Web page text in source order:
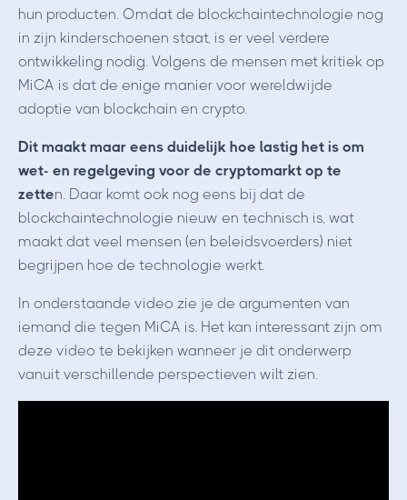
hun producten. Omdat de blockchaintechnologie nog
in zijn kinderschoenen staat, is er veel verdere
ontwikkeling nodig. Volgens de mensen met kritiek op
MiCA is dat de enige manier voor wereldwijde
adoptie van blockchain en crypto.
Dit maakt maar eens duidelijk hoe lastig het is om
wet- en regelgeving voor de cryptomarkt op te
zetten. Daar komt ook nog eens bij dat de
blockchaintechnologie nieuw en technisch is, wat
maakt dat veel mensen (en beleidsvoerders) niet
begrijpen hoe de technologie werkt.
In onderstaande video zie je de argumenten van
iemand die tegen MiCA is. Het kan interessant zijn om
deze video te bekijken wanneer je dit onderwerp
vanuit verschillende perspectieven wilt zien.